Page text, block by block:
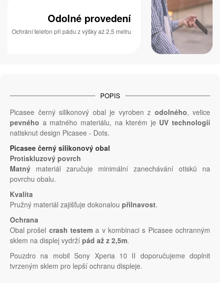
Odolné provedení
Ochrání telefon při pádu z výšky až 2,5 metru
POPIS
Picasee černý silikonový obal je vyroben z odolného, velice
pevného a matného materiálu, na kterém je UV technologií
natisknut design Picasee - Dots.
Picasee černý silikonový obal
Protiskluzový povrch
Matný materiál zaručuje minimální zanechávání otisků na
povrchu obalu.
Kvalita
Pružný materiál zajišťuje dokonalou přilnavost.
Ochrana
Obal prošel crash testem a v kombinaci s Picasee ochranným
sklem na displej vydrží pád až z 2,5m.
Pouzdro na mobil Sony Xperia 10 II doporučujeme doplnit
tvrzeným sklem pro lepší ochranu displeje.